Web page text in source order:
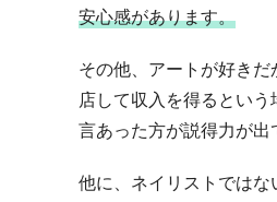
安心感があります。
その他、アートが好き
店して収入を得るとい
言あった方が説得力が出
他に、ネイリストでは